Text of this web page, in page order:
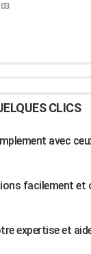
CLICS
avec
facilement et
expertise et